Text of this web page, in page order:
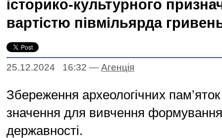
історико-культурного
вартістю півмільярда
25.12.2024 16:32 — Агенцiя
Збереження археологічних
значення для вивчення формування
державності.